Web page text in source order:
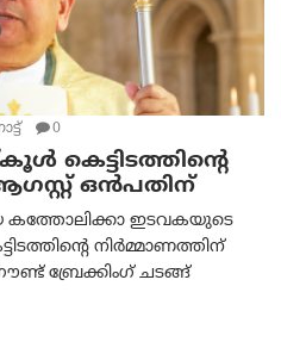
0
ഒൻപതിന്
കത്തോലിക്കാ ഇടവകയുടെ
നിർമ്മാണത്തിന്
ബ്രേക്കിംഗ് ചടങ്ങ്